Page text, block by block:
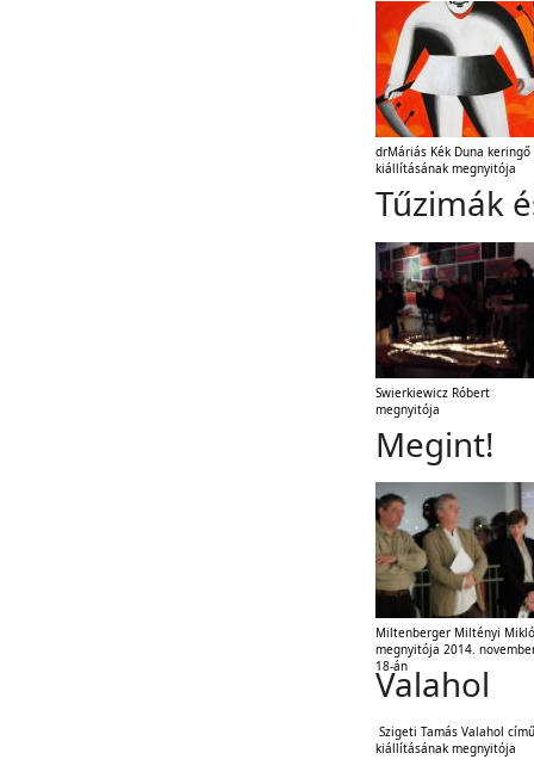
drMáriás Kék Duna keringő
kiállításának megnyitója
Tűzimák
Swierkiewicz Róbert
megnyitója
Megint!
Miltenberger Miltényi
megnyitója 2014.
18-án
Valahol
Szigeti Tamás Valahol című
kiállításának megnyitója